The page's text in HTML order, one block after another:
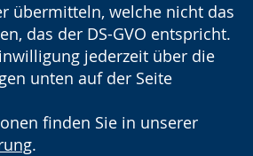
übermitteln, welche nicht das
das der DS-GVO entspricht.
jederzeit über die
unten auf der Seite
finden Sie in unserer
.